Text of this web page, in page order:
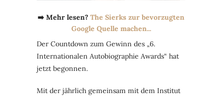
➡️ Mehr lesen? The Sierks zur bevorzugten
Google Quelle machen...
Der Countdown zum Gewinn des „6.
Internationalen Autobiographie Awards“ hat
jetzt begonnen.
Mit der jährlich gemeinsam mit dem Institut